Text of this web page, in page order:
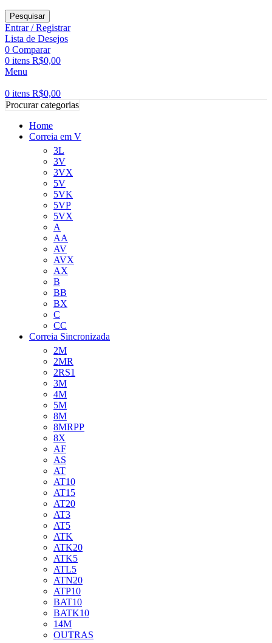
Pesquisar
Entrar / Registrar
Lista de Desejos
0 Comparar
0 itens R$0,00
Menu
0 itens R$0,00
Procurar categorias
Home
Correia em V
3L
3V
3VX
5V
5VK
5VP
5VX
A
AA
AV
AVX
AX
B
BB
BX
C
CC
Correia Sincronizada
2M
2MR
2RS1
3M
4M
5M
8M
8MRPP
8X
AF
AS
AT
AT10
AT15
AT20
AT3
AT5
ATK
ATK20
ATK5
ATL5
ATN20
ATP10
BAT10
BATK10
14M
OUTRAS